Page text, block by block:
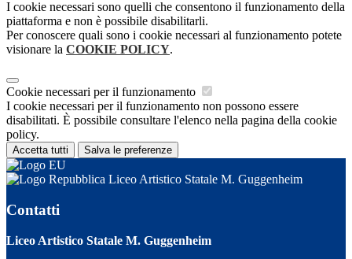
I cookie necessari sono quelli che consentono il funzionamento della
piattaforma e non è possibile disabilitarli.
Per conoscere quali sono i cookie necessari al funzionamento potete
visionare la COOKIE POLICY.
Cookie necessari per il funzionamento
I cookie necessari per il funzionamento non possono essere
disabilitati. È possibile consultare l'elenco nella pagina della cookie
policy.
Accetta tutti Salva le preferenze
Liceo Artistico Statale M. Guggenheim
Contatti
Liceo Artistico Statale M. Guggenheim